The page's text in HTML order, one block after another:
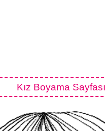
Kız Boyama Sayfası